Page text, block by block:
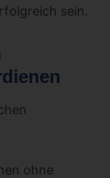
sein.
ohne